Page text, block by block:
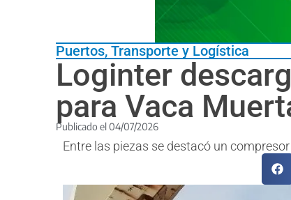
Puertos, Transporte y Logística
Loginter
para Vaca
Publicado el 04/07/2026
Entre las piezas se destacó un